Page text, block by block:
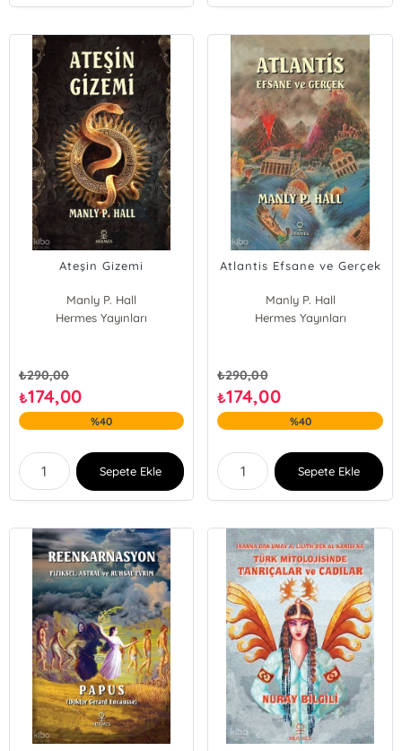
Ateşin Gizemi
Manly P. Hall
Hermes Yayınları
₺290,00
₺174,00
%40
Sepete Ekle
Atlantis Efsane ve Gerçek
Manly P. Hall
Hermes Yayınları
₺290,00
₺174,00
%40
Sepete Ekle